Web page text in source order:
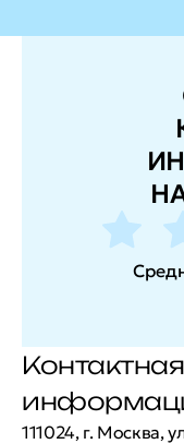
Контактная
111024, г. Москва,